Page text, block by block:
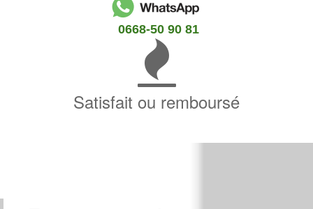
0668-50 90 81
Satisfait ou remboursé